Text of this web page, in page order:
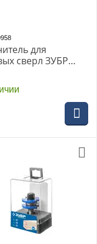
для
сверл ЗУБР
«МАСТЕР», 150мм,
(29507-150)